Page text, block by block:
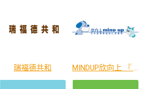
瑞福德共和 MINDUP欣向上 『 最專業貓狗口腔護理』